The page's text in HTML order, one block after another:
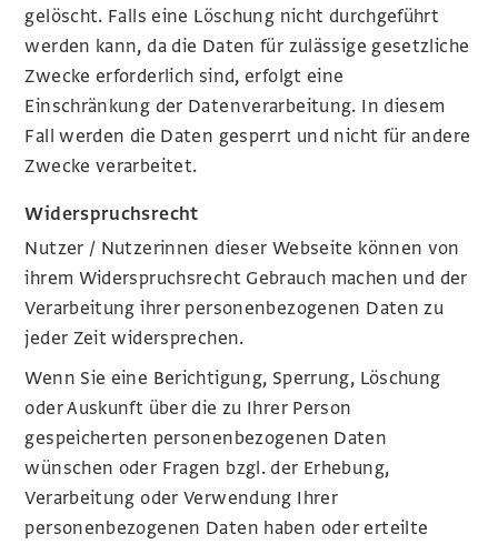
gelöscht. Falls eine Löschung nicht durchgeführt
werden kann, da die Daten für zulässige gesetzliche
Zwecke erforderlich sind, erfolgt eine
Einschränkung der Datenverarbeitung. In diesem
Fall werden die Daten gesperrt und nicht für andere
Zwecke verarbeitet.
Widerspruchsrecht
Nutzer / Nutzerinnen dieser Webseite können von
ihrem Widerspruchsrecht Gebrauch machen und der
Verarbeitung ihrer personenbezogenen Daten zu
jeder Zeit widersprechen.
Wenn Sie eine Berichtigung, Sperrung, Löschung
oder Auskunft über die zu Ihrer Person
gespeicherten personenbezogenen Daten
wünschen oder Fragen bzgl. der Erhebung,
Verarbeitung oder Verwendung Ihrer
personenbezogenen Daten haben oder erteilte